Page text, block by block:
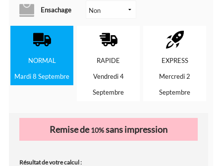
Ensachage
NORMAL
Mardi 8 Septembre
RAPIDE
Vendredi 4
Septembre
EXPRESS
Mercredi 2
Septembre
Remise de10%sans impression
Résultat de votre calcul :